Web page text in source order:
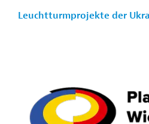
Leuchtturmprojekte der